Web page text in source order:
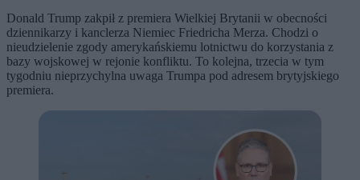
Donald Trump zakpił z premiera Wielkiej Brytanii w obecności
dziennikarzy i kanclerza Niemiec Friedricha Merza. Chodzi o
nieudzielenie zgody amerykańskiemu lotnictwu do korzystania z
bazy wojskowej w rejonie konfliktu. To kolejna, trzecia w tym
tygodniu nieprzychylna uwaga Trumpa pod adresem brytyjskiego
premiera.